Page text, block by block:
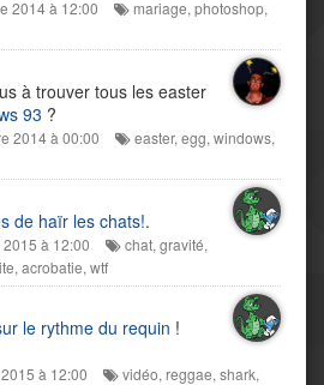
2014 à 12:00 mariage, photoshop,
à trouver tous les easter
93 ?
2014 à 00:00 easter, egg, windows,
de haïr les chats!.
à 12:00 chat, gravité,
, acrobatie, wtf
le rythme du requin !
à 12:00 vidéo, reggae, shark,